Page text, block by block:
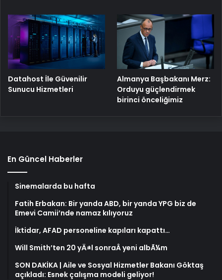
Datahost İle Güvenilir
Sunucu Hizmetleri
Almanya Başbakanı Merz:
Orduyu güçlendirmek
birinci önceliğimiz
En Güncel Haberler
Sinemalarda bu hafta
Fatih Erbakan: Bir yanda ABD, bir yanda YPG biz de
Emevi Camii’nde namaz kılıyoruz
İktidar, AFAD personeline kapıları kapattı…
Will Smith’ten 20 yÄ±l sonraÂ yeni albÃ¼m
SON DAKİKA | Aile ve Sosyal Hizmetler Bakanı Göktaş
açıkladı: Esnek çalışma modeli geliyor!